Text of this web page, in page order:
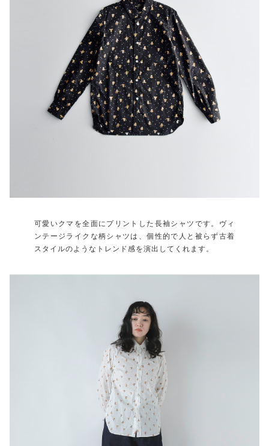
可愛いクマを全面にプリントした長袖シャツです。ヴィ
ンテージライクな柄シャツは、個性的で人と被らず古着
スタイルのようなトレンド感を演出してくれます。